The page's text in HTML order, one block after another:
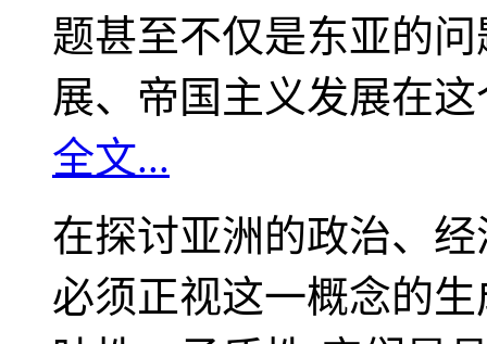
题甚至不仅是东亚的
展、帝国主义发展在
全文...
在探讨亚洲的政治、
必须正视这一概念的